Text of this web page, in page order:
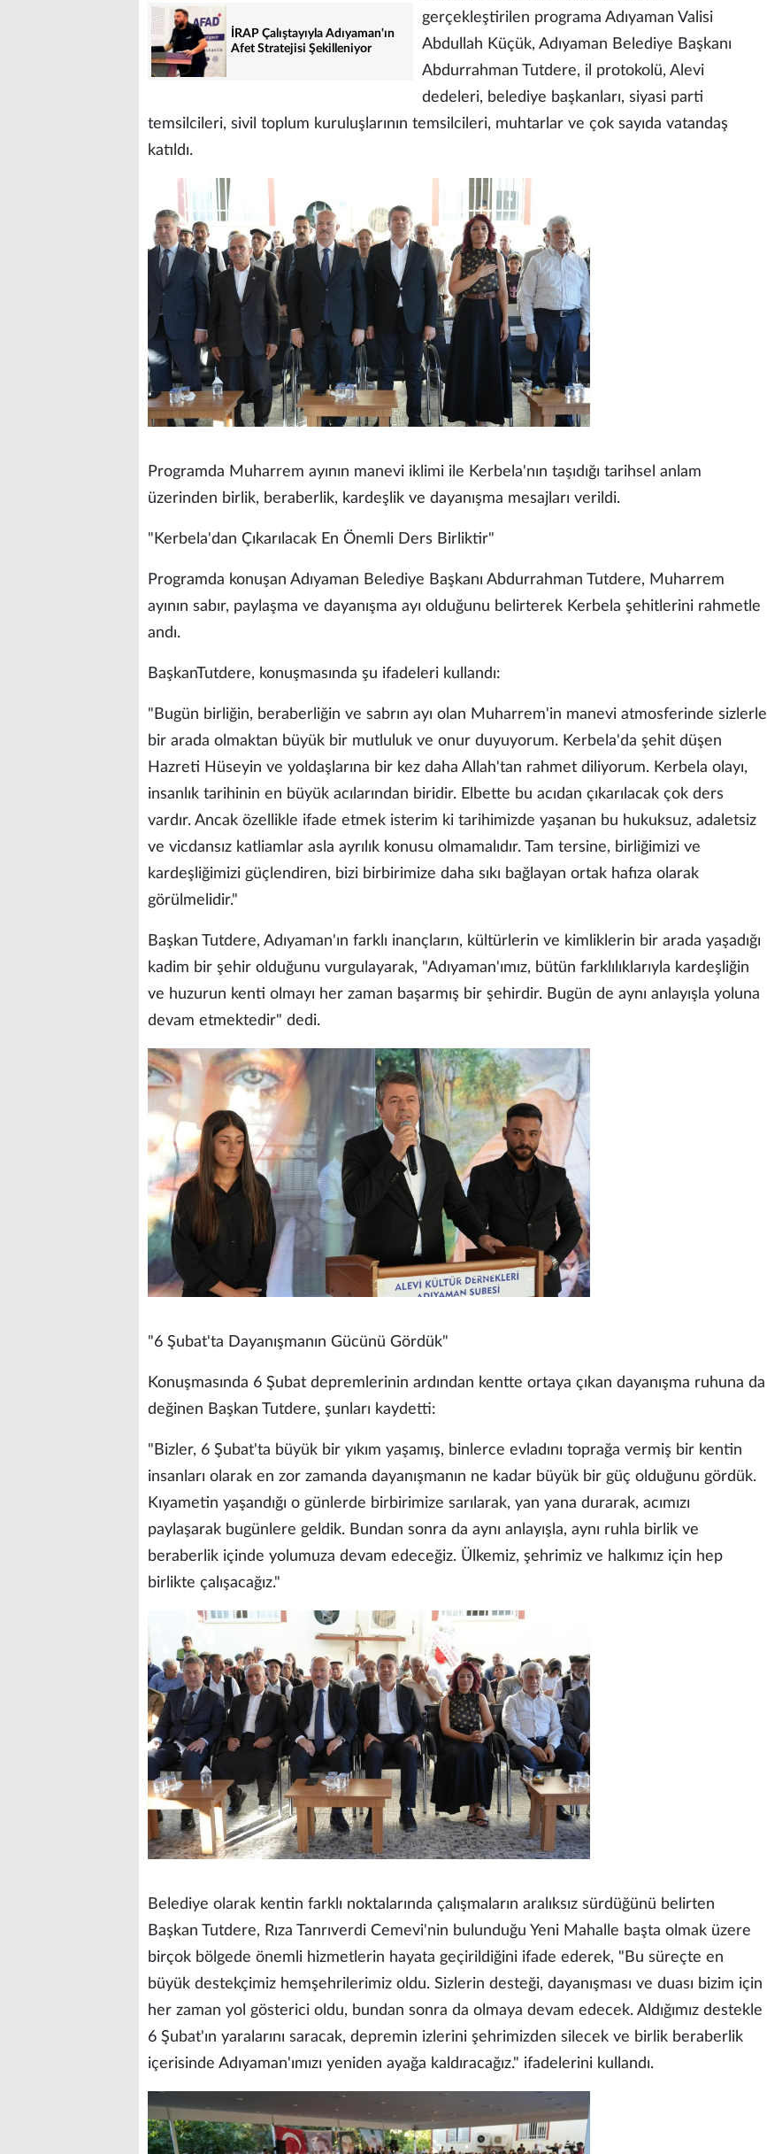
İRAP Çalıştayıyla Adıyaman'ın
Afet Stratejisi Şekilleniyor
gerçekleştirilen programa Adıyaman Valisi
Abdullah Küçük, Adıyaman Belediye Başkanı
Abdurrahman Tutdere, il protokolü, Alevi
dedeleri, belediye başkanları, siyasi parti
temsilcileri, sivil toplum kuruluşlarının temsilcileri, muhtarlar ve çok sayıda vatandaş
katıldı.
Programda Muharrem ayının manevi iklimi ile Kerbela'nın taşıdığı tarihsel anlam
üzerinden birlik, beraberlik, kardeşlik ve dayanışma mesajları verildi.
"Kerbela'dan Çıkarılacak En Önemli Ders Birliktir"
Programda konuşan Adıyaman Belediye Başkanı Abdurrahman Tutdere, Muharrem
ayının sabır, paylaşma ve dayanışma ayı olduğunu belirterek Kerbela şehitlerini rahmetle
andı.
BaşkanTutdere, konuşmasında şu ifadeleri kullandı:
"Bugün birliğin, beraberliğin ve sabrın ayı olan Muharrem'in manevi atmosferinde sizlerle
bir arada olmaktan büyük bir mutluluk ve onur duyuyorum. Kerbela'da şehit düşen
Hazreti Hüseyin ve yoldaşlarına bir kez daha Allah'tan rahmet diliyorum. Kerbela olayı,
insanlık tarihinin en büyük acılarından biridir. Elbette bu acıdan çıkarılacak çok ders
vardır. Ancak özellikle ifade etmek isterim ki tarihimizde yaşanan bu hukuksuz, adaletsiz
ve vicdansız katliamlar asla ayrılık konusu olmamalıdır. Tam tersine, birliğimizi ve
kardeşliğimizi güçlendiren, bizi birbirimize daha sıkı bağlayan ortak hafıza olarak
görülmelidir."
Başkan Tutdere, Adıyaman'ın farklı inançların, kültürlerin ve kimliklerin bir arada yaşadığı
kadim bir şehir olduğunu vurgulayarak, "Adıyaman'ımız, bütün farklılıklarıyla kardeşliğin
ve huzurun kenti olmayı her zaman başarmış bir şehirdir. Bugün de aynı anlayışla yoluna
devam etmektedir" dedi.
"6 Şubat'ta Dayanışmanın Gücünü Gördük"
Konuşmasında 6 Şubat depremlerinin ardından kentte ortaya çıkan dayanışma ruhuna da
değinen Başkan Tutdere, şunları kaydetti:
"Bizler, 6 Şubat'ta büyük bir yıkım yaşamış, binlerce evladını toprağa vermiş bir kentin
insanları olarak en zor zamanda dayanışmanın ne kadar büyük bir güç olduğunu gördük.
Kıyametin yaşandığı o günlerde birbirimize sarılarak, yan yana durarak, acımızı
paylaşarak bugünlere geldik. Bundan sonra da aynı anlayışla, aynı ruhla birlik ve
beraberlik içinde yolumuza devam edeceğiz. Ülkemiz, şehrimiz ve halkımız için hep
birlikte çalışacağız."
Belediye olarak kentin farklı noktalarında çalışmaların aralıksız sürdüğünü belirten
Başkan Tutdere, Rıza Tanrıverdi Cemevi'nin bulunduğu Yeni Mahalle başta olmak üzere
birçok bölgede önemli hizmetlerin hayata geçirildiğini ifade ederek, "Bu süreçte en
büyük destekçimiz hemşehrilerimiz oldu. Sizlerin desteği, dayanışması ve duası bizim için
her zaman yol gösterici oldu, bundan sonra da olmaya devam edecek. Aldığımız destekle
6 Şubat'ın yaralarını saracak, depremin izlerini şehrimizden silecek ve birlik beraberlik
içerisinde Adıyaman'ımızı yeniden ayağa kaldıracağız." ifadelerini kullandı.